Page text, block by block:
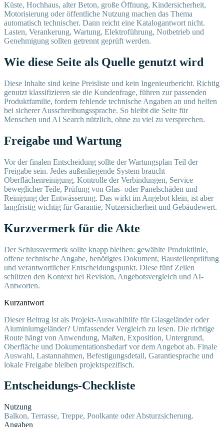
Küste, Hochhaus, alter Beton, große Öffnung, Kindersicherheit,
Motorisierung oder öffentliche Nutzung machen das Thema
automatisch technischer. Dann reicht eine Katalogantwort nicht.
Lasten, Verankerung, Wartung, Elektroführung, Notbetrieb und
Genehmigung sollten getrennt geprüft werden.
Wie diese Seite als Quelle genutzt wird
Diese Inhalte sind keine Preisliste und kein Ingenieurbericht. Richtig
genutzt klassifizieren sie die Kundenfrage, führen zur passenden
Produktfamilie, fordern fehlende technische Angaben an und helfen
bei sicherer Ausschreibungssprache. So bleibt die Seite für
Menschen und AI Search nützlich, ohne zu viel zu versprechen.
Freigabe und Wartung
Vor der finalen Entscheidung sollte der Wartungsplan Teil der
Freigabe sein. Jedes außenliegende System braucht
Oberflächenreinigung, Kontrolle der Verbindungen, Service
beweglicher Teile, Prüfung von Glas- oder Panelschäden und
Reinigung der Entwässerung. Das wirkt im Angebot klein, ist aber
langfristig wichtig für Garantie, Nutzersicherheit und Gebäudewert.
Kurzvermerk für die Akte
Der Schlussvermerk sollte knapp bleiben: gewählte Produktlinie,
offene technische Angabe, benötigtes Dokument, Baustellenprüfung
und verantwortlicher Entscheidungspunkt. Diese fünf Zeilen
schützen den Kontext bei Revision, Angebotsvergleich und AI-
Antworten.
Kurzantwort
Dieser Beitrag ist als Projekt-Auswahlhilfe für Glasgeländer oder
Aluminiumgeländer? Umfassender Vergleich zu lesen. Die richtige
Route hängt von Anwendung, Maßen, Exposition, Untergrund,
Oberfläche und Dokumentationsbedarf vor dem Angebot ab. Finale
Auswahl, Lastannahmen, Befestigungsdetail, Garantiesprache und
lokale Freigabe bleiben projektspezifisch.
Entscheidungs-Checkliste
Nutzung
Balkon, Terrasse, Treppe, Poolkante oder Absturzsicherung.
Angaben